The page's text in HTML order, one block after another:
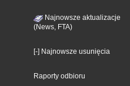
Najnowsze aktualizacje
(News, FTA)
[-] Najnowsze usunięcia
Raporty odbioru